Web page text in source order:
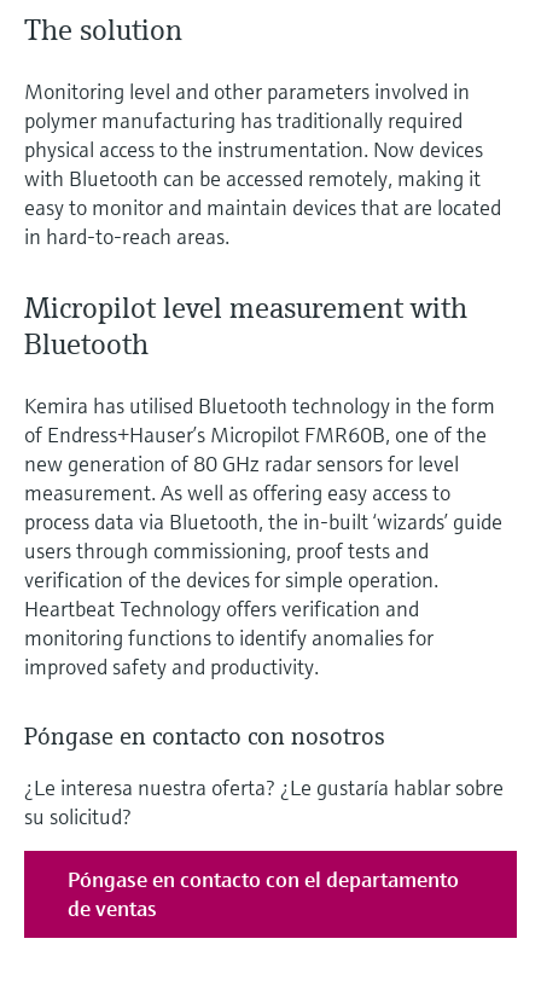
The solution
Monitoring level and other parameters involved in
polymer manufacturing has traditionally required
physical access to the instrumentation. Now devices
with Bluetooth can be accessed remotely, making it
easy to monitor and maintain devices that are located
in hard-to-reach areas.
Micropilot level measurement with
Bluetooth
Kemira has utilised Bluetooth technology in the form
of Endress+Hauser’s Micropilot FMR60B, one of the
new generation of 80 GHz radar sensors for level
measurement. As well as offering easy access to
process data via Bluetooth, the in-built ‘wizards’ guide
users through commissioning, proof tests and
verification of the devices for simple operation.
Heartbeat Technology offers verification and
monitoring functions to identify anomalies for
improved safety and productivity.
Póngase en contacto con nosotros
¿Le interesa nuestra oferta? ¿Le gustaría hablar sobre
su solicitud?
Póngase en contacto con el departamento
de ventas